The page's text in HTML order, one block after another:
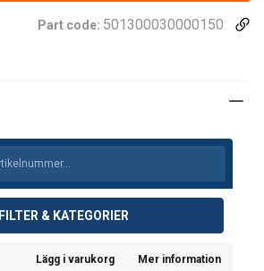
Part code: 501300030000150
FILTER & KATEGORIER
Lägg i varukorg Mer information